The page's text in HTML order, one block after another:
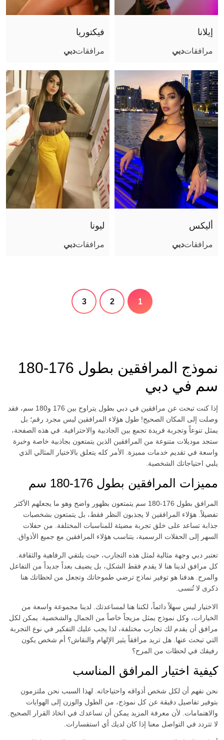
نموذج المرافقين بطول 176-180
سم في دبي
إذا كنت تبحث عن مرافقين في دبي بطول يتراوح بين 176 و180 سم، فقد
وصلت إلى المكان الصحيح! طول هؤلاء المرافقين ليس مجرد رقم؛ بل
يمثل تنوعاً وتجربة فريدة تجمع بين الجاذبية والاحترافية. في هذه الصفحة،
ستجد موديلات متنوعة من المرافقين الذين يتمتعون بجاذبية خاصة وخبرة
واسعة في تقديم خدمات مميزة. الأمر كله يتعلق بالاختيار المثالي الذي
يلبي احتياجاتك الشخصية.
مميزات المرافقين بطول 176-180 سم
المرافق بطول 176-180 سم يتمتعون بظهور واضح وهو ما يجعلهم الأكثر
تفضيلاً. هؤلاء المرافقين لا يجذبون النظر فقط، بل يتمتعون بشخصيات
جذابة تساعد على خلق تجربة مضيئة للمناسبات المختلفة. من حفلات
السهر إلى الحفلات الرسمية، يتناسب هؤلاء المرافقين مع جميع الأذواق.
تعتبر دبي وجهة مثالية لمثل هذه التجارب، حيث يلتقي الرفاهية والثقافة.
كل مرافق لدينا هنا لا يقدم فقط الشكل، بل يضيف بعداً جديداً من التفاعل
والمرح. هدفنا هو توفير نماذج ترضي طموحاتك وتجعل من لحظاتك هنا
ذكرى لا تُنسى.
الاختيار ليس سهلاً دائماً، لكننا هنا لمساعدتك. لدينا مجموعة واسعة من
الخيارات، وكل نموذج يمثل مزيجاً خاصاً من الجمال والشخصية. يمكن لكل
مرافق أن يقدم لك تجارب مختلفة، لذا يجب عليك التفكير في نوع التجربة
التي تبحث عنها. هل تريد مرافقاً يثير الإلهام والنقاش؟ أم شخص يكون
رفيقك في لحظات من المرح؟
كيفية اختيار المرافق المناسب
نحن نفهم أن لكل شخص أذواقه واحتياجاته. لهذا السبب نحن ملتزمون
بتوفير تفاصيل دقيقة عن كل نموذج، من الطول والوزن إلى الهوايات
والاهتمامات. لأن معرفة المزيد يمكن أن تساعدك في اتخاذ القرار الصحيح.
لا تتردد في التواصل معنا إذا كان لديك أي استفسارات.
إيلانا
مرافقاتدبي
فيكتوريا
مرافقاتدبي
أليكس
مرافقاتدبي
ليونا
مرافقاتدبي
1
2
3